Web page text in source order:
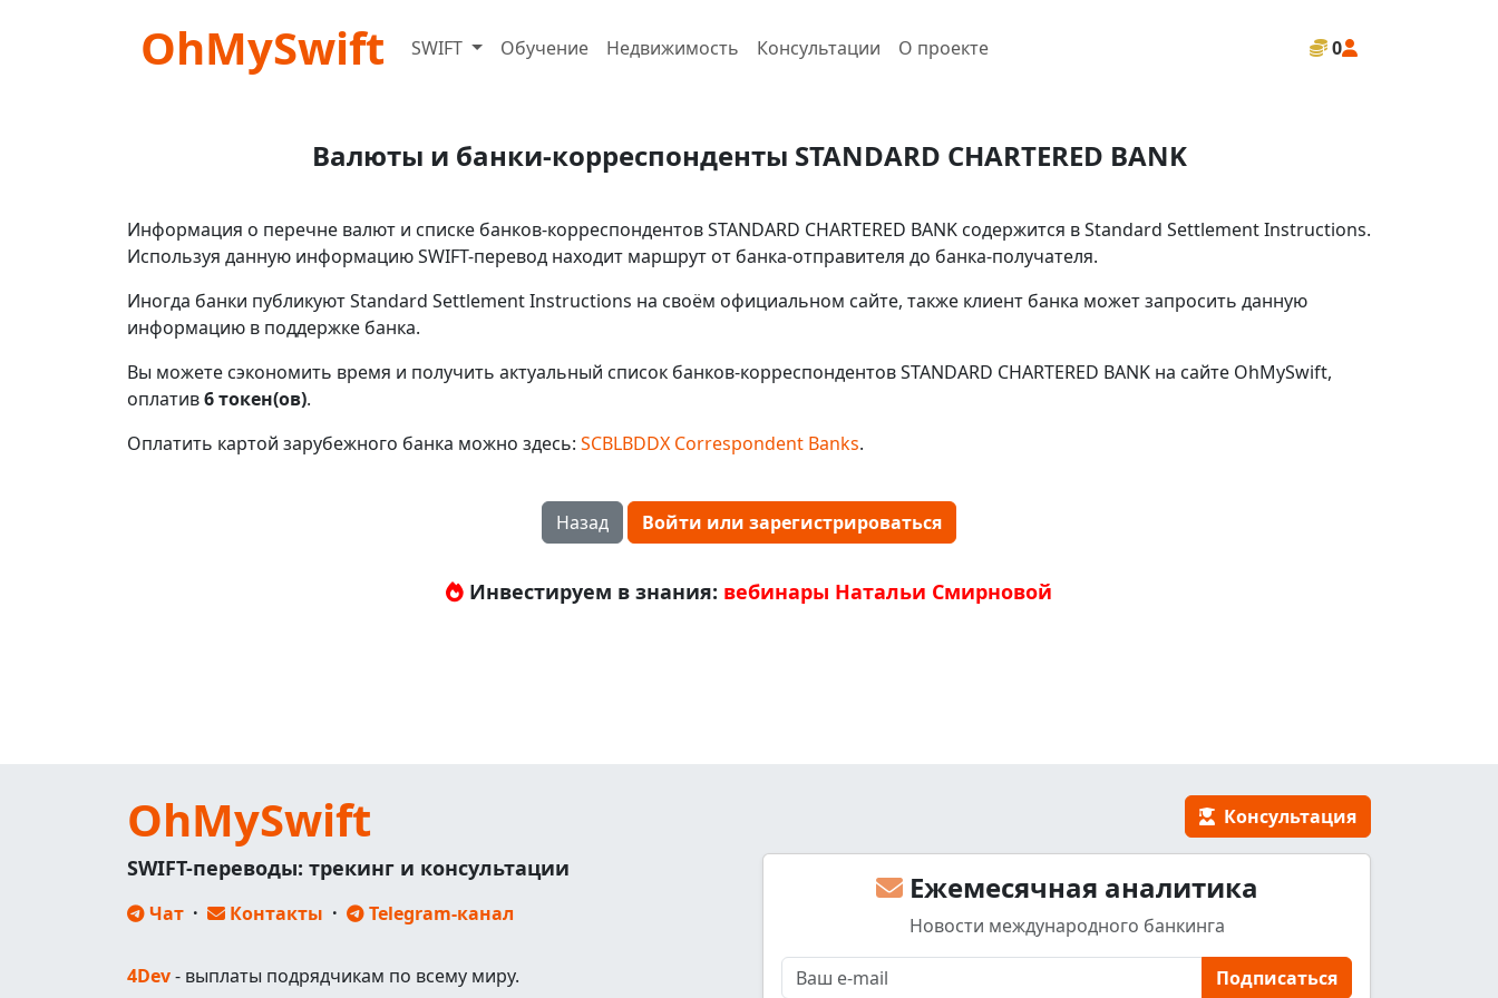
OhMySwift SWIFT Обучение Недвижимость Консультации О проекте 0
Валюты и банки-корреспонденты STANDARD CHARTERED BANK
Информация о перечне валют и списке банков-корреспондентов STANDARD CHARTERED BANK содержится в Standard Settlement Instructions.
Используя данную информацию SWIFT-перевод находит маршрут от банка-отправителя до банка-получателя.
Иногда банки публикуют Standard Settlement Instructions на своём официальном сайте, также клиент банка может запросить данную
информацию в поддержке банка.
Вы можете сэкономить время и получить актуальный список банков-корреспондентов STANDARD CHARTERED BANK на сайте OhMySwift,
оплатив6 токен(ов).
Оплатить картой зарубежного банка можно здесь: SCBLBDDX Correspondent Banks.
Назад Войти или зарегистрироваться
Инвестируем в знания: вебинары Натальи Смирновой
OhMySwift Консультация
SWIFT-переводы: трекинг и консультации
Чат · Контакты · Telegram-канал
4Dev- выплаты подрядчикам по всему миру.
Ежемесячная аналитика
Новости международного банкинга
Подписаться